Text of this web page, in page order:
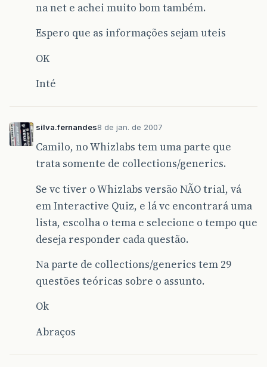
na net e achei muito bom também.
Espero que as informações sejam uteis
OK
Inté
silva.fernandes8 de jan. de 2007
Camilo, no Whizlabs tem uma parte que
trata somente de collections/generics.
Se vc tiver o Whizlabs versão NÃO trial, vá
em Interactive Quiz, e lá vc encontrará uma
lista, escolha o tema e selecione o tempo que
deseja responder cada questão.
Na parte de collections/generics tem 29
questões teóricas sobre o assunto.
Ok
Abraços